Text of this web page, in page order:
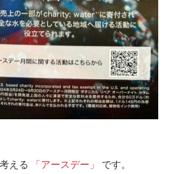
える
「アースデー」 です。